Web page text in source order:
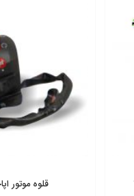
قلوه موتور